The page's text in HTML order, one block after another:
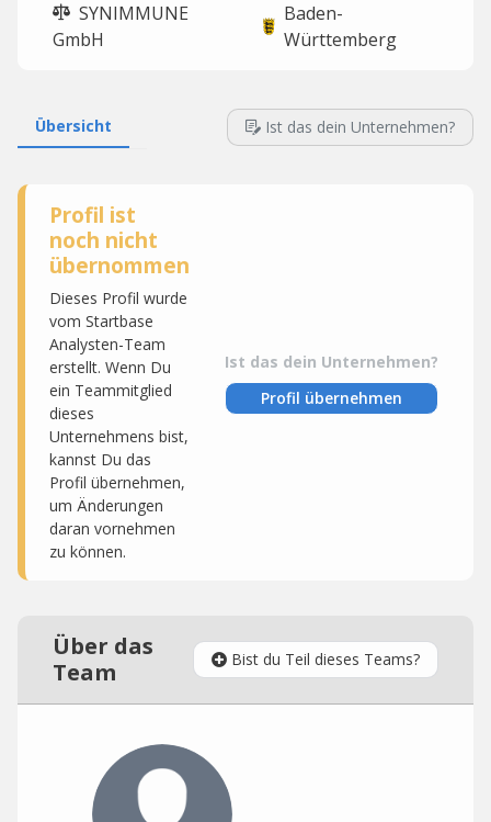
SYNIMMUNE
GmbH
Baden-
Württemberg
Übersicht Ist das dein Unternehmen?
Profil ist
noch nicht
übernommen
Dieses Profil wurde
vom Startbase
Analysten-Team
erstellt. Wenn Du
ein Teammitglied
dieses
Unternehmens bist,
kannst Du das
Profil übernehmen,
um Änderungen
daran vornehmen
zu können.
Ist das dein Unternehmen?
Profil übernehmen
Über das
Team
Bist du Teil dieses Teams?